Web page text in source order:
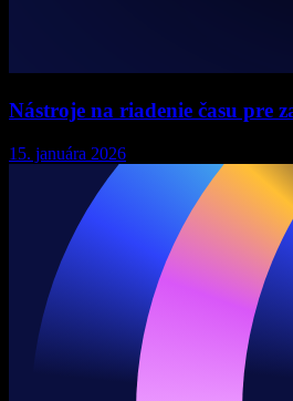
Nástroje na riadenie času pre
15. januára 2026